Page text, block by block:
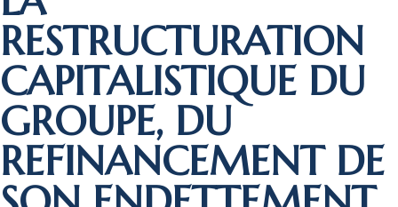
RESTRUCTURATION
CAPITALISTIQUE DU
GROUPE, DU
REFINANCEMENT DE